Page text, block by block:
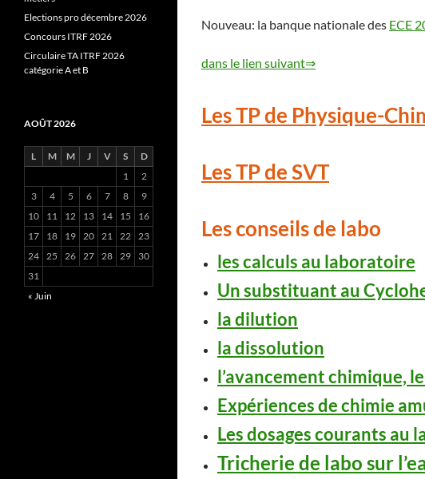
Nouveau: la banque nationale des ECE
dans le lien suivant⇒
Les TP de Physique-
Les TP de SVT
Les conseils de labo
les calculs au laboratoire
Un substituant au
la dilution
la dissolution
l’avancement chimique,
Expériences de chimie
Les dosages courants au
Tricherie de labo sur
Elections pro décembre 2026
Concours ITRF 2026
Circulaire TA ITRF 2026
catégorie A et B
AOÛT 2026
L M M J V S
D
1
2
3
4 5 6 7 8
9
10
11 12 13 14 15
16
17
18 19 20 21 22 23
24 25 26 27 28 29
30
31
« Juin